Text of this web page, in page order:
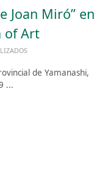
Joan Miró” en
of Art
de Yamanashi,
...